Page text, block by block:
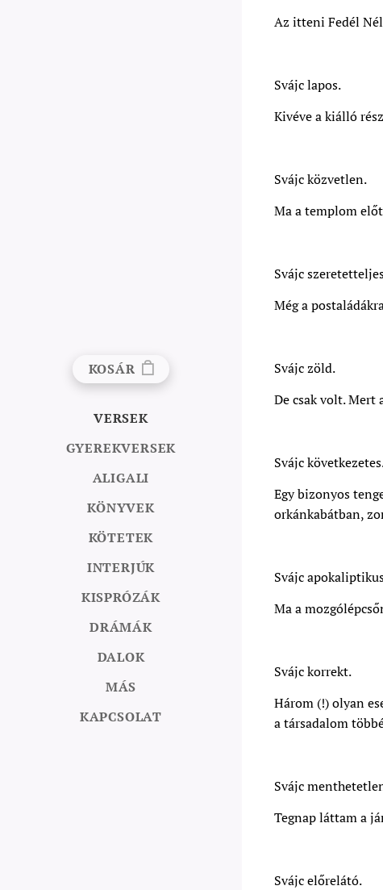
KOSÁR
VERSEK
GYEREKVERSEK
ALIGALI
KÖNYVEK
KÖTETEK
INTERJÚK
KISPRÓZÁK
DRÁMÁK
DALOK
MÁS
KAPCSOLAT
Az itteni Fedél
Svájc lapos.
Kivéve a kiálló
Svájc közvetlen.
Ma a templom
Svájc
Még a
Svájc zöld.
De csak volt. Mert
Svájc
Egy bizonyos
orkánkabátban,
Svájc
Ma a
Svájc korrekt.
Három (!) olyan
a társadalom
Svájc
Tegnap láttam a
Svájc előrelátó.